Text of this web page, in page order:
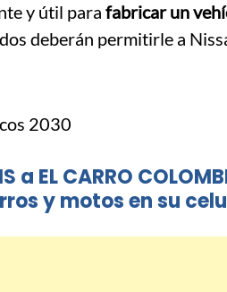
y útil para fabricar un
deberán permitirle a
a EL CARRO
y motos en su